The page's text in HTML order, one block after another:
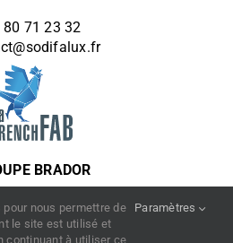
80 71 23 32
BRADOR
du groupe :
nous permettre de
le site est utilisé et
continuant à utiliser ce
Paramètres